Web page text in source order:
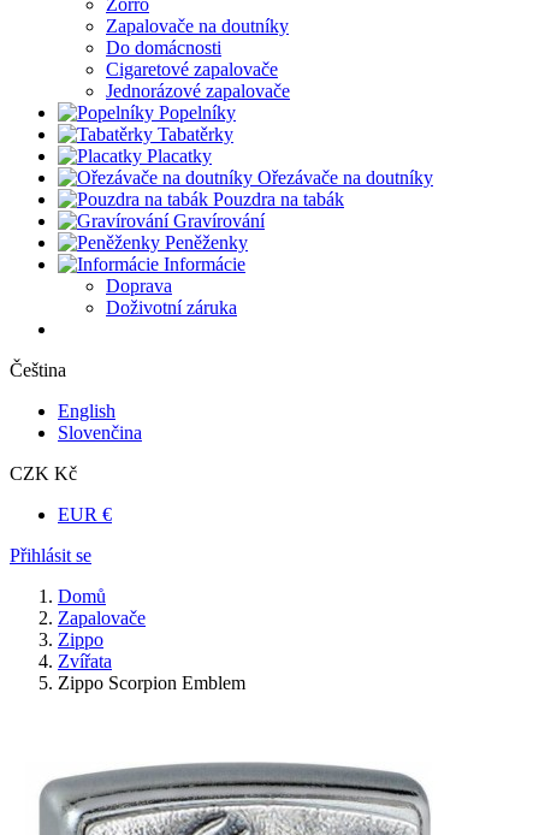
Zorro
Zapalovače na doutníky
Do domácnosti
Cigaretové zapalovače
Jednorázové zapalovače
Popelníky
Tabatěrky
Placatky
Ořezávače na doutníky
Pouzdra na tabák
Gravírování
Peněženky
Informácie
Doprava
Doživotní záruka
Čeština
English
Slovenčina
CZK Kč
EUR €
Přihlásit se
Domů
Zapalovače
Zippo
Zvířata
Zippo Scorpion Emblem